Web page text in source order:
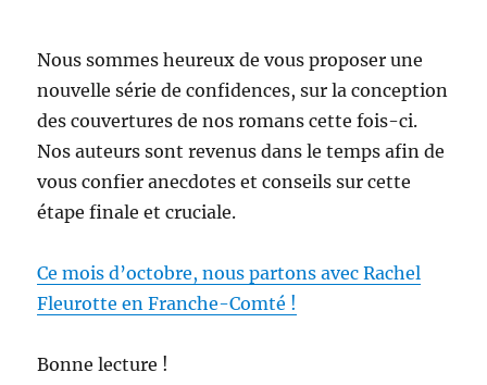
Nous sommes heureux de vous proposer une
nouvelle série de confidences, sur la conception
des couvertures de nos romans cette fois-ci.
Nos auteurs sont revenus dans le temps afin de
vous confier anecdotes et conseils sur cette
étape finale et cruciale.
Ce mois d’octobre, nous partons avec Rachel
Fleurotte en Franche-Comté !
Bonne lecture !